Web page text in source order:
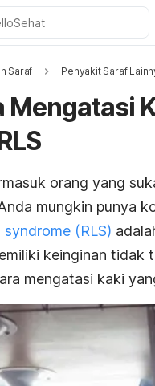
Saraf Penyakit Saraf
Mengatasi
orang yang
mungkin punya
syndrome (RLS)
keinginan tidak
mengatasi kaki